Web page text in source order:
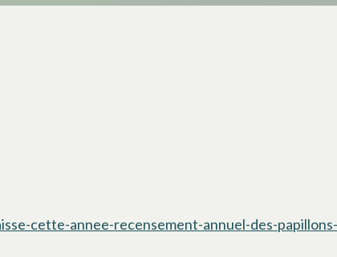
cette-annee-recensement-annuel-des-